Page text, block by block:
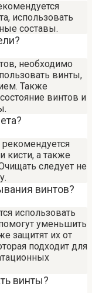
использовать
составы.
необходимо
винты,
Также
винтов и
рекомендуется
кисти, а также
следует не
винтов?
использовать
уменьшить
защитят их от
подходит для
винты?